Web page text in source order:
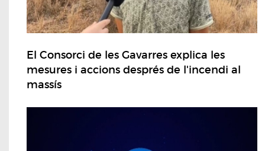
El Consorci de les Gavarres explica les
mesures i accions després de l'incendi al
massís